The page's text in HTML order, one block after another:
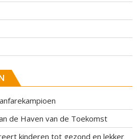
de Haven van de Toekomst
kinderen tot gezond en lekker